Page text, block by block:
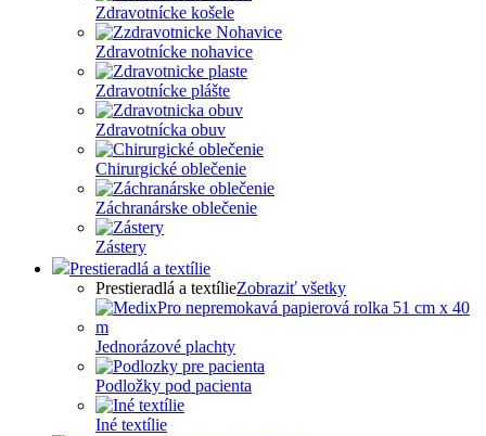
Zdravotnícke košele
Zdravotnícke nohavice
Zdravotnícke plášte
Zdravotnícka obuv
Chirurgické oblečenie
Záchranárske oblečenie
Zástery
Prestieradlá a textílie
Prestieradlá a textílieZobraziť všetky
Jednorázové plachty
Podložky pod pacienta
Iné textílie